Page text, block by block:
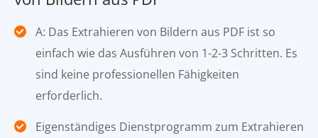
A: Das Extrahieren von Bildern aus PDF ist so
einfach wie das Ausführen von 1-2-3 Schritten. Es
sind keine professionellen Fähigkeiten
erforderlich.
Eigenständiges Dienstprogramm zum Extrahieren